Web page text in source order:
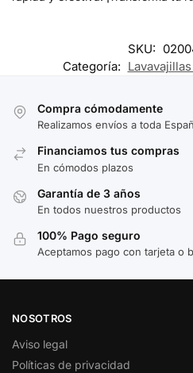
SKU:
Categoría:
Compra cómodamente
Realizamos envíos a toda
Financiamos tus compras
En cómodos plazos
Garantía de 3 años
En todos nuestros productos
100% Pago seguro
Aceptamos pago con tarjeta o
NOSOTROS
Aviso legal
Políticas de privacidad